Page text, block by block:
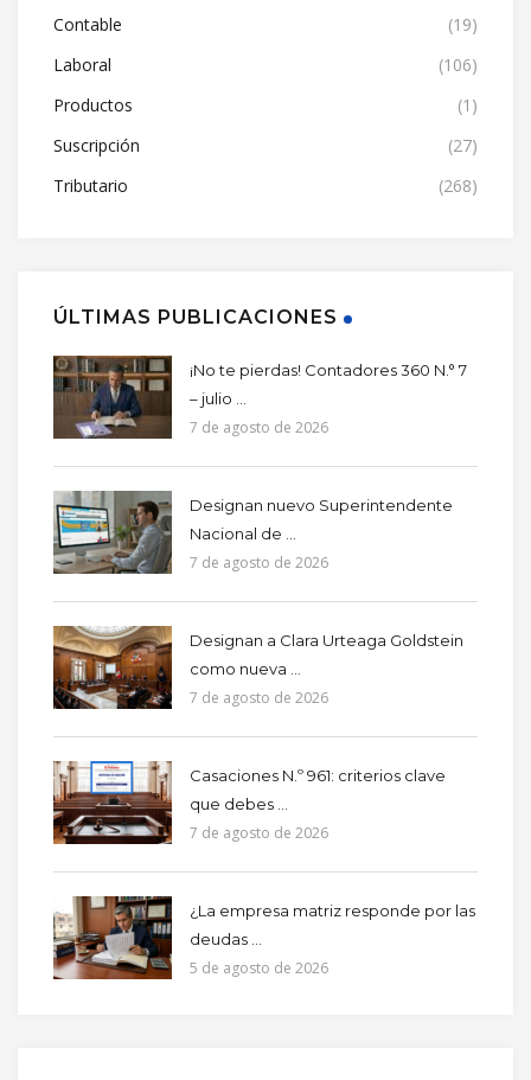
Contable
(19)
Laboral
(106)
Productos
(1)
Suscripción
(27)
Tributario
(268)
ÚLTIMAS PUBLICACIONES
¡No te pierdas! Contadores 360 N.° 7
– julio ...
7 de agosto de 2026
Designan nuevo Superintendente
Nacional de ...
7 de agosto de 2026
Designan a Clara Urteaga Goldstein
como nueva ...
7 de agosto de 2026
Casaciones N.º 961: criterios clave
que debes ...
7 de agosto de 2026
¿La empresa matriz responde por las
deudas ...
5 de agosto de 2026